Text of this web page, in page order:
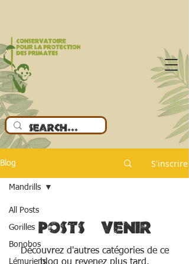
Blog S'inscrire
All Posts
Gorilles
Bonobos
Lémuriens
Mandrills
Posts à venir
Découvrez d'autres catégories de ce